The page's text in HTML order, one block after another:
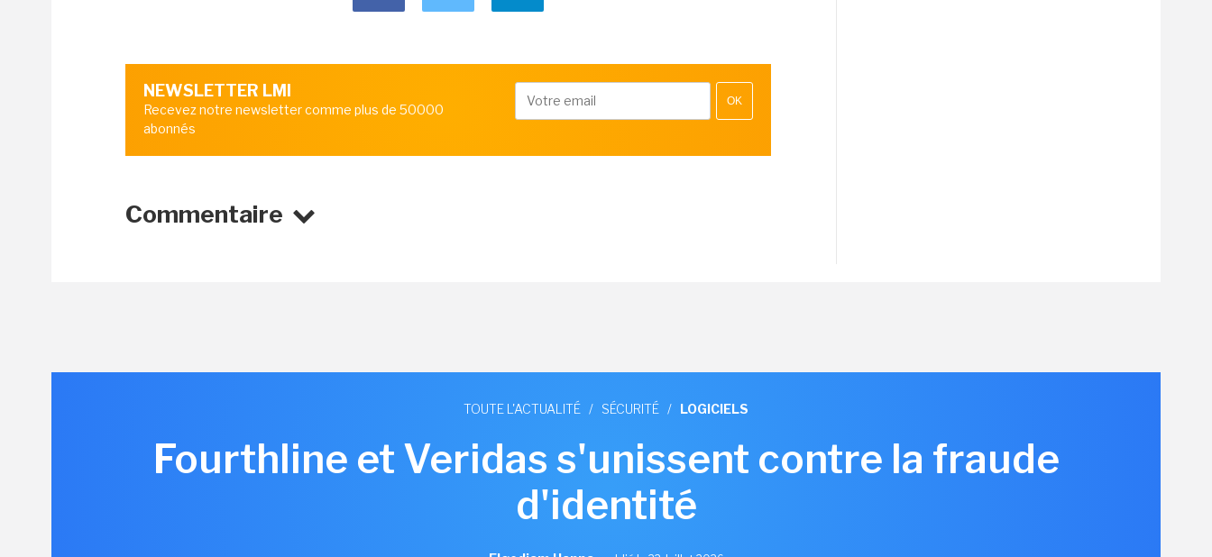
NEWSLETTER LMI
Recevez notre newsletter comme plus de 50000
abonnés
OK
Commentaire
TOUTE L'ACTUALITÉ / SÉCURITÉ / LOGICIELS
Fourthline et Veridas s'unissent contre la fraude
d'identité